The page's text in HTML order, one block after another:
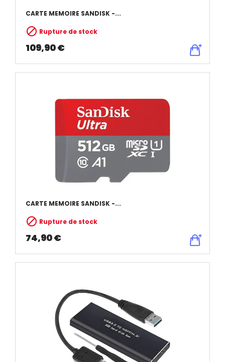
CARTE MEMOIRE SANDISK -...
 Rupture de stock
109,90 €
CARTE MEMOIRE SANDISK -...
 Rupture de stock
74,90 €